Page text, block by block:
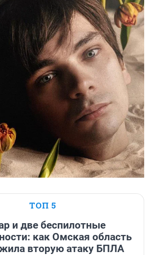
ТОП 5
и две беспилотные
как Омская область
вторую атаку БПЛА